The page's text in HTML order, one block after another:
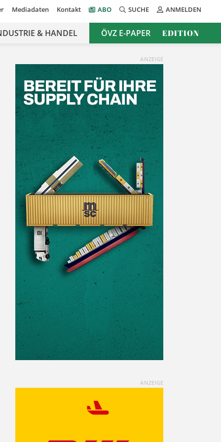
Mediadaten Kontakt ABO SUCHE ANMELDEN
& HANDEL ÖVZ E-PAPER EDITION
ANZEIGE
ANZEIGE